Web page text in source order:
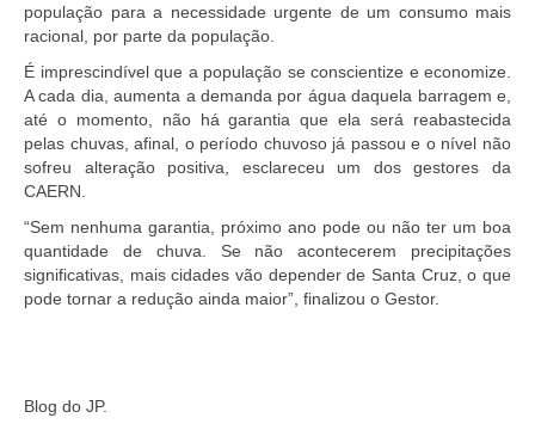
população para a necessidade urgente de um consumo mais
racional, por parte da população.
É imprescindível que a população se conscientize e economize.
A cada dia, aumenta a demanda por água daquela barragem e,
até o momento, não há garantia que ela será reabastecida
pelas chuvas, afinal, o período chuvoso já passou e o nível não
sofreu alteração positiva, esclareceu um dos gestores da
CAERN.
“Sem nenhuma garantia, próximo ano pode ou não ter um boa
quantidade de chuva. Se não acontecerem precipitações
significativas, mais cidades vão depender de Santa Cruz, o que
pode tornar a redução ainda maior”, finalizou o Gestor.
Blog do JP.